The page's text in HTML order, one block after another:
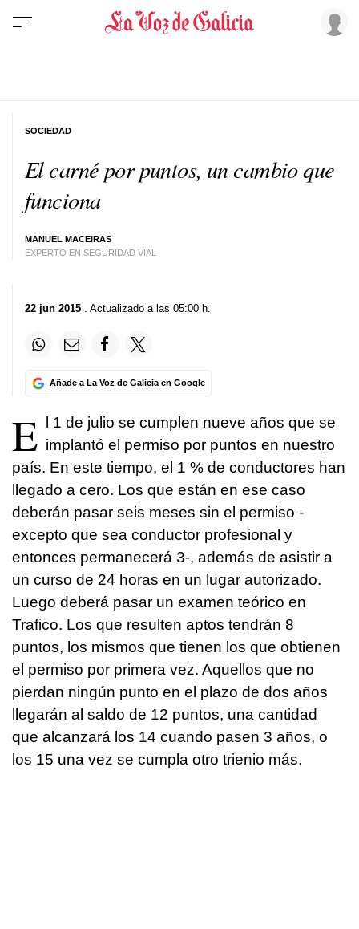
El carné por puntos, un cambio que
funciona
MANUEL MACEIRAS
EXPERTO EN SEGURIDAD VIAL
SOCIEDAD
22 jun 2015 . Actualizado a las 05:00 h.
Añade a La Voz de Galicia en Google
E
l 1 de julio se cumplen nueve años que se
implantó el permiso por puntos en nuestro
país. En este tiempo, el 1 % de conductores han
llegado a cero. Los que están en ese caso
deberán pasar seis meses sin el permiso -
excepto que sea conductor profesional y
entonces permanecerá 3-, además de asistir a
un curso de 24 horas en un lugar autorizado.
Luego deberá pasar un examen teórico en
Trafico. Los que resulten aptos tendrán 8
puntos, los mismos que tienen los que obtienen
el permiso por primera vez. Aquellos que no
pierdan ningún punto en el plazo de dos años
llegarán al saldo de 12 puntos, una cantidad
que alcanzará los 14 cuando pasen 3 años, o
los 15 una vez se cumpla otro trienio más.